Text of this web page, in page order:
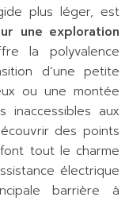
plus léger, est
une exploration
la polyvalence
d’une petite
ou une montée
inaccessibles aux
des points
tout le charme
électrique
barrière à